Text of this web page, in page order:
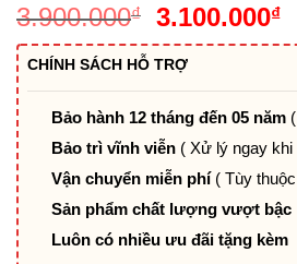
3.900.000₫
Giá
gốc
là:
3.900.000₫.
3.100.000₫
CHÍNH SÁCH HỖ TRỢ
Bảo hành 12 tháng đến 05 năm
Bảo trì vĩnh viễn ( Xử lý ngay
Vận chuyển miễn phí ( Tùy
Sản phẩm chất lượng vượt bậc
Luôn có nhiều ưu đãi tặng kèm